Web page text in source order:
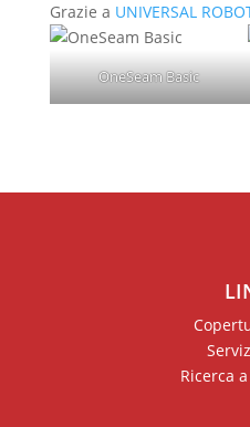
Grazie a UNIVERSAL
OneSeam Basic
Ricerca